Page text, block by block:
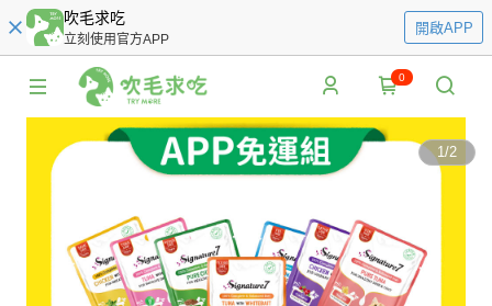
吹毛求吃
立刻使用官方APP
開啟APP
0
1/2